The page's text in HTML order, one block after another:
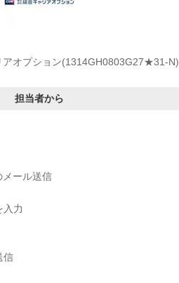
アオプション(1314GH0803G27★31-N)
担当者から
メール送信
入力
信